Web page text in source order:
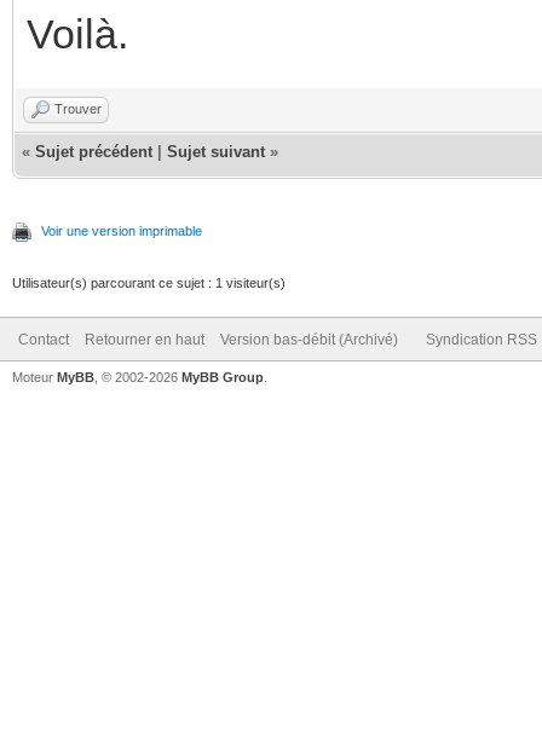
Voilà.
Trouver
« Sujet précédent Sujet suivant »
Voir une version imprimable
Utilisateur(s) parcourant ce sujet : 1 visiteur(s)
Contact Retourner en haut Version bas-débit (Archivé) Syndication RSS
Moteur MyBB , © 2002-2026 MyBB Group